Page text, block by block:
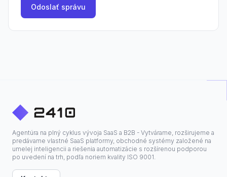
Odoslať správu
Agentúra na plný cyklus vývoja SaaS a B2B - Vytvárame, rozširujeme a
predávame vlastné SaaS platformy, obchodné systémy založené na
umelej inteligencii a riešenia automatizácie s rozšírenou podporou
po uvedení na trh, podľa noriem kvality ISO 9001.